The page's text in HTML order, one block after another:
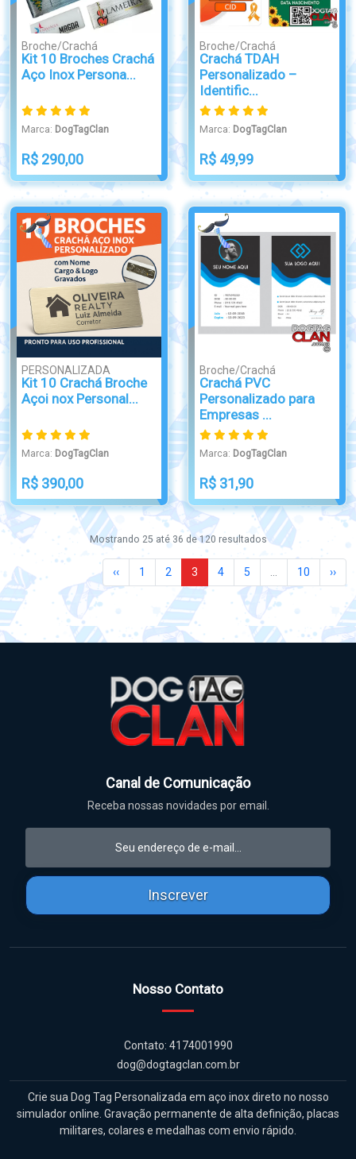
Broche/Crachá
Kit 10 Broches Crachá
Aço Inox Persona...
Marca: DogTagClan
R$ 290,00
Broche/Crachá
Crachá TDAH
Personalizado –
Identific...
Marca: DogTagClan
R$ 49,99
PERSONALIZADA
Kit 10 Crachá Broche
Açoi nox Personal...
Marca: DogTagClan
R$ 390,00
Broche/Crachá
Crachá PVC
Personalizado para
Empresas ...
Marca: DogTagClan
R$ 31,90
Mostrando 25 até 36 de120 resultados
‹‹ 1 2 3 4 5 10 ››
Canal de Comunicação
Receba nossas novidades por email.
Inscrever
Nosso Contato
Contato: 4174001990
dog@dogtagclan.com.br
Crie sua Dog Tag Personalizada em aço inox direto no nosso
simulador online. Gravação permanente de alta definição, placas
militares, colares e medalhas com envio rápido.